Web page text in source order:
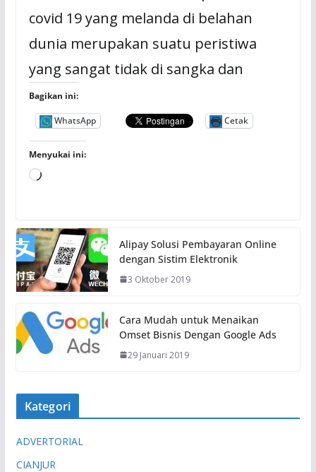
covid 19 yang melanda di belahan
dunia merupakan suatu peristiwa
yang sangat tidak di sangka dan
Bagikan ini:
WhatsApp Cetak
Menyukai ini:
M
u
a
t
.
Alipay Solusi Pembayaran Online
dengan Sistim Elektronik
3 Oktober 2019
Cara Mudah untuk Menaikan
Omset Bisnis Dengan Google Ads
29 Januari 2019
Kategori
ADVERTORIAL
CIANJUR